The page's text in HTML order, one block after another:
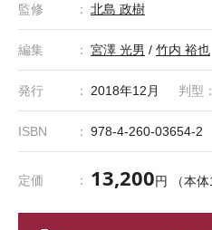
監修 北島 政樹
編集 宮澤 光男 / 竹内 裕也
発行 2018年12月 判型：
ISBN 978-4-260-03654-2
定価 13,200円 （本体